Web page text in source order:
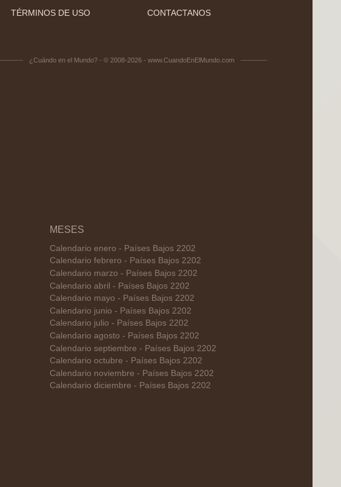
TÉRMINOS DE USO CONTACTANOS
¿Cuándo en el Mundo? - © 2008-2026 - www.CuandoEnElMundo.com
MESES
Calendario enero - Países Bajos 2202
Calendario febrero - Países Bajos 2202
Calendario marzo - Países Bajos 2202
Calendario abril - Países Bajos 2202
Calendario mayo - Países Bajos 2202
Calendario junio - Países Bajos 2202
Calendario julio - Países Bajos 2202
Calendario agosto - Países Bajos 2202
Calendario septiembre - Países Bajos 2202
Calendario octubre - Países Bajos 2202
Calendario noviembre - Países Bajos 2202
Calendario diciembre - Países Bajos 2202